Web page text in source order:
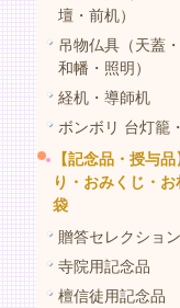
壇・前机）
吊物仏具（天蓋
和幡・照明）
経机・導師机
ボンボリ 台灯籠
【記念品・授与
り・おみくじ・お
袋
贈答セレクション
寺院用記念品
檀信徒用記念品